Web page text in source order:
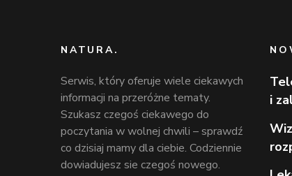
NATURA.
Serwis, który oferuje wiele ciekawych
informacji na przeróżne tematy.
Szukasz czegoś ciekawego do
poczytania w wolnej chwili – sprawdź
co dzisiaj mamy dla ciebie. Codziennie
dowiadujesz sie czegoś nowego.
i